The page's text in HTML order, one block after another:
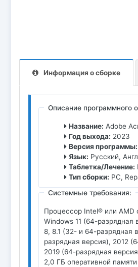
Информация о сборке
Описание программного
Название: Adobe
Год выхода: 2023
Версия программы:
Язык: Русский,
Таблетка/Лечение:
Тип сборки: PC,
Системные требования:
Процессор Intel® или AMD
Windows 11 (64-разрядная
8, 8.1 (32- и 64-разрядная
разрядная версия), 2012
2019 (64-разрядная
2,0 ГБ оперативной памяти